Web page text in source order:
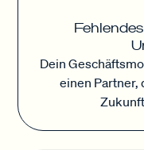
Dein
einen Partner,